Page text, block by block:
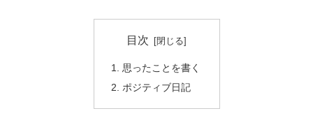
目次
思ったことを書く
ポジティブ日記